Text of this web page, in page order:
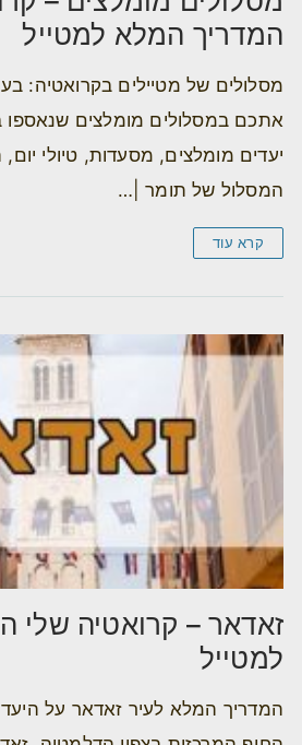
המדריך המלא למטייל
מסלולים של מטיילים בקרואטיה:
אתכם במסלולים מומלצים שנאספו
יעדים מומלצים, מסעדות, טיולי
המסלול של תומר |…
קרא עוד
זאדאר – קרואטיה שלי
למטייל
המדריך המלא לעיר זאדאר על